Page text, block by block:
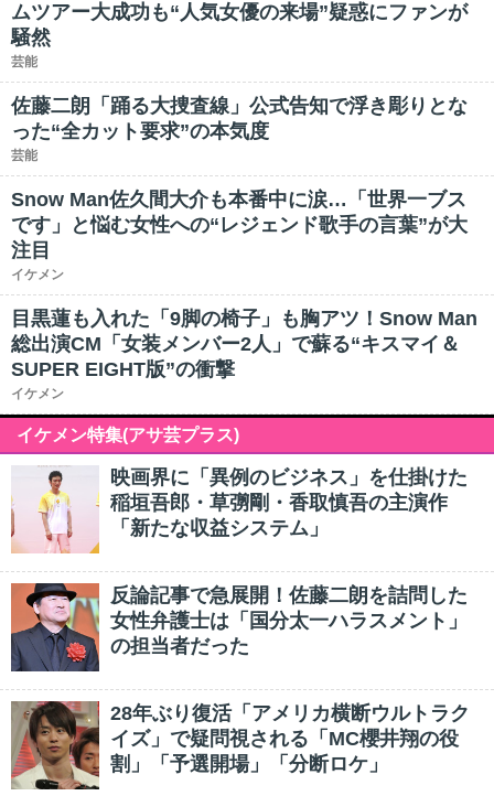
ムツアー大成功も“人気女優の来場”疑惑にファンが
騒然
芸能
佐藤二朗「踊る大捜査線」公式告知で浮き彫りとな
った“全カット要求”の本気度
芸能
Snow Man佐久間大介も本番中に涙…「世界一ブス
です」と悩む女性への“レジェンド歌手の言葉”が大
注目
イケメン
目黒蓮も入れた「9脚の椅子」も胸アツ！Snow Man
総出演CM「女装メンバー2人」で蘇る“キスマイ＆
SUPER EIGHT版”の衝撃
イケメン
イケメン特集(アサ芸プラス)
映画界に「異例のビジネス」を仕掛けた
稲垣吾郎・草彅剛・香取慎吾の主演作
「新たな収益システム」
反論記事で急展開！佐藤二朗を詰問した
女性弁護士は「国分太一ハラスメント」
の担当者だった
28年ぶり復活「アメリカ横断ウルトラク
イズ」で疑問視される「MC櫻井翔の役
割」「予選開場」「分断ロケ」